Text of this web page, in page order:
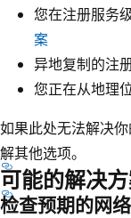
您在注册服务
案
异地复制的注
您正在从地理
如果此处无法解决
解其他选项。
可能的解决
检查预期的网